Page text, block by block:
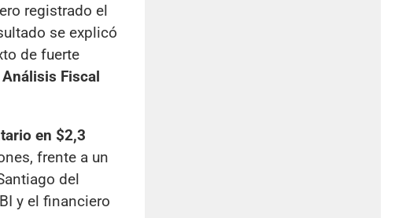
registrado el
se explicó
de fuerte
Fiscal
en $2,3
frente a un
del
y el financiero